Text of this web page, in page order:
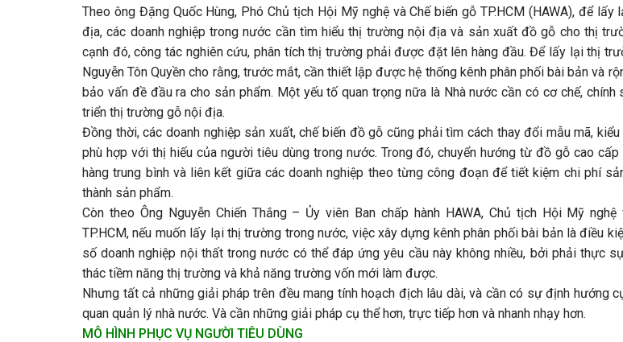
Theo ông Đặng Quốc Hùng, Phó Chủ tịch Hội Mỹ nghệ và Chế biến gỗ TP.HCM (HAWA), để lấy
địa, các doanh nghiệp trong nước cần tìm hiểu thị trường nội địa và sản xuất đồ gỗ cho thị
cạnh đó, công tác nghiên cứu, phân tích thị trường phải được đặt lên hàng đầu. Để lấy lại thị
Nguyễn Tôn Quyền cho rằng, trước mắt, cần thiết lập được hệ thống kênh phân phối bài bản và
bảo vấn đề đầu ra cho sản phẩm. Một yếu tố quan trọng nữa là Nhà nước cần có cơ chế, chính
triển thị trường gỗ nội địa.
Đồng thời, các doanh nghiệp sản xuất, chế biến đồ gỗ cũng phải tìm cách thay đổi mẫu mã,
phù hợp với thị hiếu của người tiêu dùng trong nước. Trong đó, chuyển hướng từ đồ gỗ cao cấp
hàng trung bình và liên kết giữa các doanh nghiệp theo từng công đoạn để tiết kiệm chi phí
thành sản phẩm.
Còn theo Ông Nguyễn Chiến Thắng – Ủy viên Ban chấp hành HAWA, Chủ tịch Hội Mỹ
TP.HCM, nếu muốn lấy lại thị trường trong nước, việc xây dựng kênh phân phối bài bản là điều
số doanh nghiệp nội thất trong nước có thể đáp ứng yêu cầu này không nhiều, bởi phải thực
thác tiềm năng thị trường và khả năng trường vốn mới làm được.
Nhưng tất cả những giải pháp trên đều mang tính hoạch địch lâu dài, và cần có sự định hướng
quan quản lý nhà nước. Và cần những giải pháp cụ thể hơn, trực tiếp hơn và nhanh nhạy hơn.
MÔ HÌNH PHỤC VỤ NGƯỜI TIÊU DÙNG